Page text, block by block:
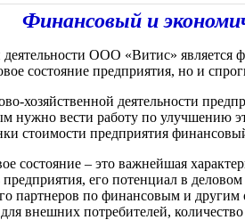
Финансовый и
ООО «Витис» является
состояние предприятия, но и
хозяйственной деятельности
нужно вести работу по улучшению
стоимости предприятия
состояние – это важнейшая
его потенциал в
партнеров по финансовым и другим
внешних потребителей,